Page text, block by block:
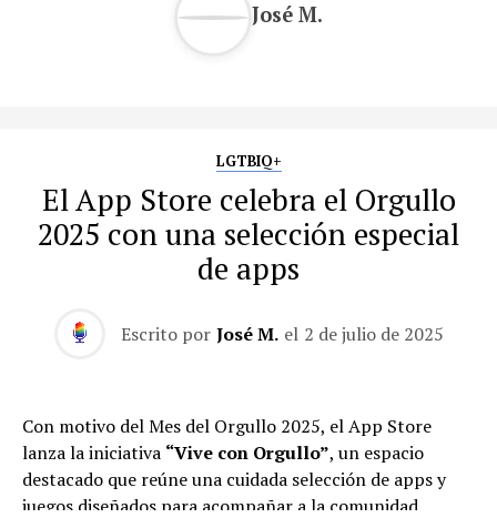
José M.
LGTBIQ+
El App Store celebra el Orgullo
2025 con una selección especial
de apps
Escrito por José M. el 2 de julio de 2025
Con motivo del Mes del Orgullo 2025, el App Store
lanza la iniciativa “Vive con Orgullo”, un espacio
destacado que reúne una cuidada selección de apps y
juegos diseñados para acompañar a la comunidad